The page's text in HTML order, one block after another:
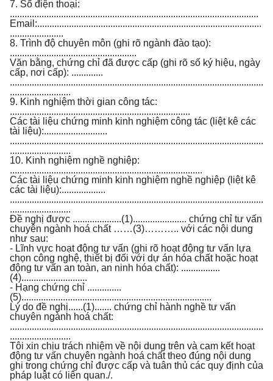
7. Số điện thoại:
......................................................................................................
Email:............................................................................................
......................
8. Trình độ chuyên môn (ghi rõ ngành đào tạo):
....................................................
Văn bằng, chứng chỉ đã được cấp (ghi rõ số ký hiệu, ngày
cấp, nơi cấp): .............
........................................................................................................
.........................
9. Kinh nghiệm thời gian công tác:
..........................................................................
Các tài liệu chứng minh kinh nghiệm công tác (liệt kê các
tài liệu):..........................
........................................................................................................
.........................
10. Kinh nghiệm nghề nghiệp:
...............................................................................
Các tài liệu chứng minh kinh nghiệm nghề nghiệp (liệt kê
các tài liệu):..................
........................................................................................................
.........................
Đề nghị được ....................(1)...................... chứng chỉ tư vấn
chuyên ngành hoá chất ……(3)……….. với các nội dung
như sau:
- Lĩnh vực hoạt động tư vấn (ghi rõ hoạt động tư vấn lựa
chọn công nghệ, thiết bị đối với dự án hóa chất hoặc hoạt
động tư vấn an toàn, an ninh hóa chất): ................
(4)...........................
- Hạng chứng chỉ ..............
(5)..............................................................................
Lý do đề nghị......(1)....... chứng chỉ hành nghề tư vấn
chuyên ngành hoá chất:
........................................................................................................
.........................
Tôi xin chịu trách nhiệm về nội dung trên và cam kết hoạt
động tư vấn chuyên ngành hoá chất theo đúng nội dung
ghi trong chứng chỉ được cấp và tuân thủ các quy định của
pháp luật có liên quan./.